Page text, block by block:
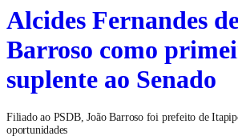
Alcides Fernandes
Barroso como
suplente ao Senado
Filiado ao PSDB, João Barroso foi prefeito de
oportunidades